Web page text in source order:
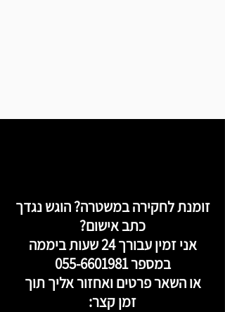
זומנת לחקירה במשטרה? הוגש נגדך
כתב אישום?
אני זמין עבורך 24 שעות ביממה
במספר055-6601981
או השאר פרטים ואחזור אליך תוך
זמן קצר: